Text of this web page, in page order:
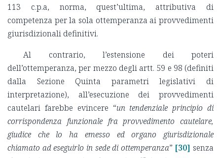
113 c.p.a, norma, quest’ultima, attributiva di
competenza per la sola ottemperanza ai provvedimenti
giurisdizionali definitivi.
Al contrario, l’estensione dei poteri
dell’ottemperanza, per mezzo degli artt. 59 e 98 (definiti
dalla Sezione Quinta parametri legislativi di
interpretazione), all’esecuzione dei provvedimenti
cautelari farebbe evincere “un tendenziale principio di
corrispondenza funzionale fra provvedimento cautelare,
giudice che lo ha emesso ed organo giurisdizionale
chiamato ad eseguirlo in sede di ottemperanza” [30] senza